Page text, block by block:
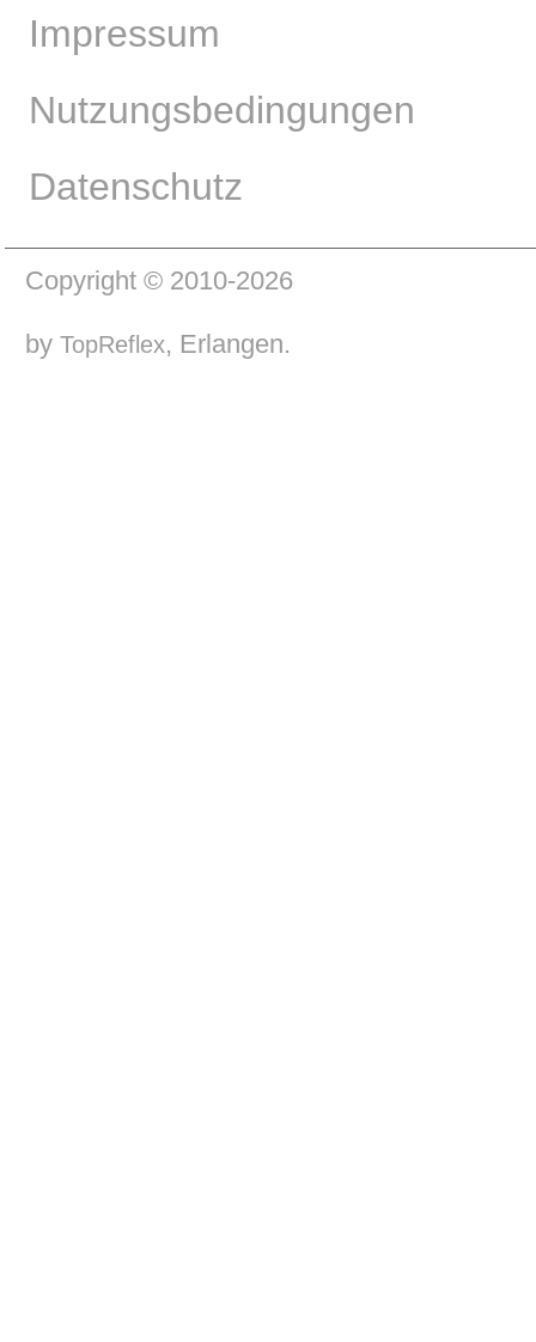
Impressum
Nutzungsbedingungen
Datenschutz
Copyright © 2010-2026
by TopReflex, Erlangen.